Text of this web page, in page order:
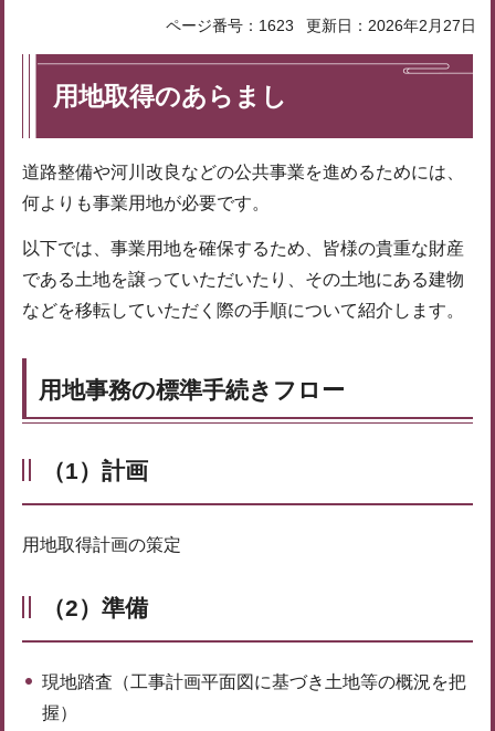
ページ番号：1623 更新日：2026年2月27日
用地取得のあらまし
道路整備や河川改良などの公共事業を進めるためには、
何よりも事業用地が必要です。
以下では、事業用地を確保するため、皆様の貴重な財産
である土地を譲っていただいたり、その土地にある建物
などを移転していただく際の手順について紹介します。
用地事務の標準手続きフロー
（1）計画
用地取得計画の策定
（2）準備
現地踏査（工事計画平面図に基づき土地等の概況を把
握）